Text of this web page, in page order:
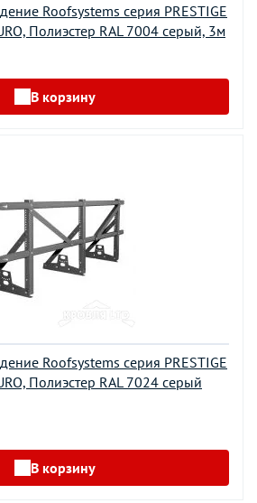
Roofsystems серия PRESTIGE
Полиэстер RAL 7004 серый, 3м
В корзину
Roofsystems серия PRESTIGE
Полиэстер RAL 7024 серый
В корзину